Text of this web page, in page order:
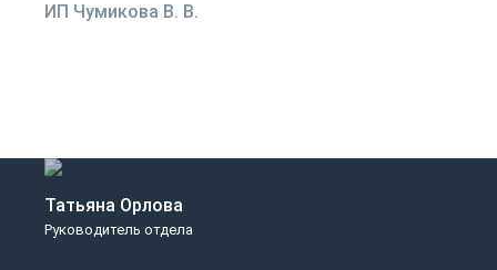
ИП Чумикова В. В.
Татьяна Орлова
Руководитель отдела